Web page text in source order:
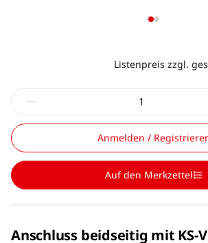
Listenpreis zzgl.
Anmelden /
Auf den Merkzettel
Anschluss beidseitig mit KS-